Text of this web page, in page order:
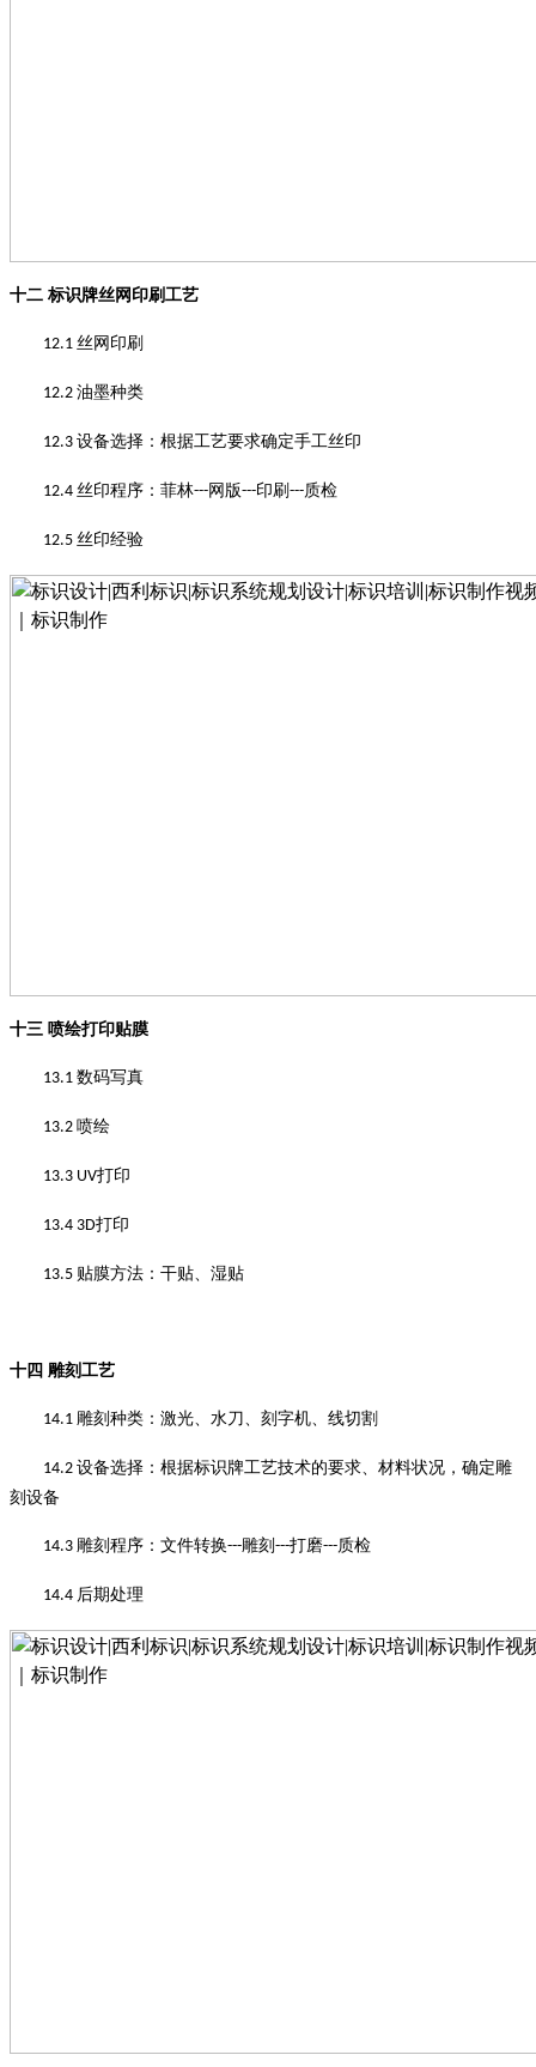
十二 标识牌丝网印刷工艺
12.1 丝网印刷
12.2 油墨种类
12.3 设备选择 ： 根据工艺要求确定手工丝印
12.4 丝印程序 ： 菲林---网版---印刷 ---质检
12.5 丝印经验
十三 喷绘打印贴膜
13.1 数码写真
13.2 喷绘
13.3 UV打印
13.4 3D打印
13.5 贴膜方法：干贴、湿贴
十四 雕刻工艺
14.1 雕刻种类 ： 激光、水刀、刻字机、线切割
14.2 设备选择 ： 根据标识牌工艺技术的要求、材料状况，确定雕
刻设备
14.3 雕刻程序 ： 文件转换---雕刻 ---打磨---质检
14.4 后期处理